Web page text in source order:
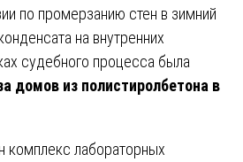
по промерзанию стен в зимний
на внутренних
судебного процесса была
домов из полистиролбетона в
комплекс лабораторных